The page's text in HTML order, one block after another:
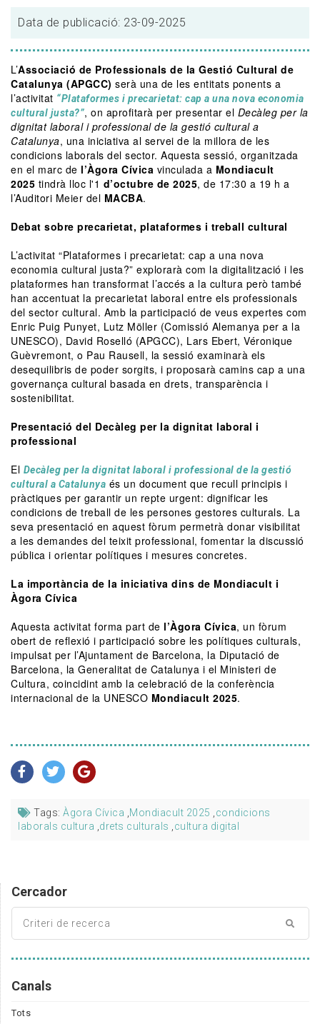
Data de publicació: 23-09-2025
L’Associació de Professionals de la Gestió Cultural de
Catalunya (APGCC) serà una de les entitats ponents a
l’activitat “Plataformes i precarietat: cap a una nova economia
cultural justa?”, on aprofitarà per presentar el Decàleg per la
dignitat laboral i professional de la gestió cultural a
Catalunya, una iniciativa al servei de la millora de les
condicions laborals del sector. Aquesta sessió, organitzada
en el marc de l’Àgora Cívica vinculada a Mondiacult
2025 tindrà lloc l'1 d’octubre de 2025, de 17:30 a 19 h a
l’Auditori Meier del MACBA.
Debat sobre precarietat, plataformes i treball cultural
L’activitat “Plataformes i precarietat: cap a una nova
economia cultural justa?” explorarà com la digitalització i les
plataformes han transformat l’accés a la cultura però també
han accentuat la precarietat laboral entre els professionals
del sector cultural. Amb la participació de veus expertes com
Enric Puig Punyet, Lutz Möller (Comissió Alemanya per a la
UNESCO), David Roselló (APGCC), Lars Ebert, Véronique
Guèvremont, o Pau Rausell, la sessió examinarà els
desequilibris de poder sorgits, i proposarà camins cap a una
governança cultural basada en drets, transparència i
sostenibilitat.
Presentació del Decàleg per la dignitat laboral i
professional
El Decàleg per la dignitat laboral i professional de la gestió
cultural a Catalunya és un document que recull principis i
pràctiques per garantir un repte urgent: dignificar les
condicions de treball de les persones gestores culturals. La
seva presentació en aquest fòrum permetrà donar visibilitat
a les demandes del teixit professional, fomentar la discussió
pública i orientar polítiques i mesures concretes.
La importància de la iniciativa dins de Mondiacult i
Àgora Cívica
Aquesta activitat forma part de l’Àgora Cívica, un fòrum
obert de reflexió i participació sobre les polítiques culturals,
impulsat per l’Ajuntament de Barcelona, la Diputació de
Barcelona, la Generalitat de Catalunya i el Ministeri de
Cultura, coincidint amb la celebració de la conferència
internacional de la UNESCO Mondiacult 2025.
Tags: Àgora Cívica Mondiacult 2025
condicions
laborals cultura drets culturals cultura digital
Cercador
Canals
Tots